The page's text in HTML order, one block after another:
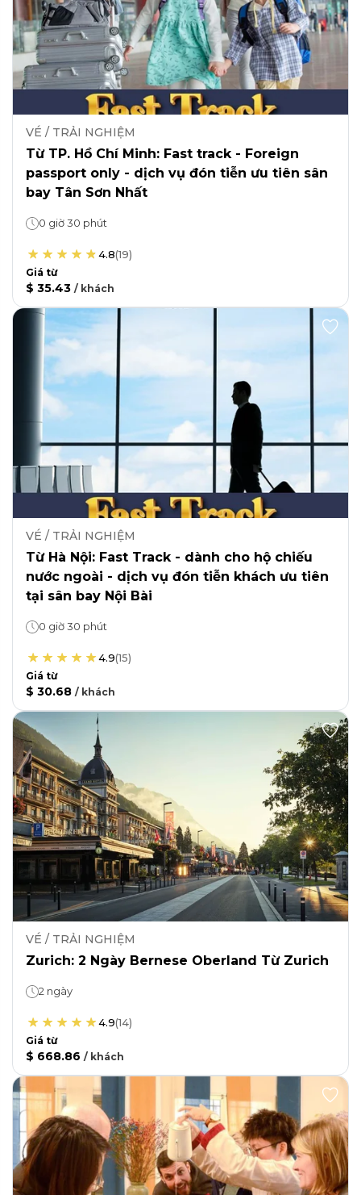
VÉ / TRẢI NGHIỆM
Từ TP. Hồ Chí Minh: Fast track - Foreign
passport only - dịch vụ đón tiễn ưu tiên sân
bay Tân Sơn Nhất
0 giờ 30 phút
4.8(19)
Giá từ
$ 35.43 / khách
VÉ / TRẢI NGHIỆM
Từ Hà Nội: Fast Track - dành cho hộ chiếu
nước ngoài - dịch vụ đón tiễn khách ưu tiên
tại sân bay Nội Bài
0 giờ 30 phút
4.9(15)
Giá từ
$ 30.68 / khách
VÉ / TRẢI NGHIỆM
Zurich: 2 Ngày Bernese Oberland Từ Zurich
2 ngày
4.9(14)
Giá từ
$ 668.86 / khách